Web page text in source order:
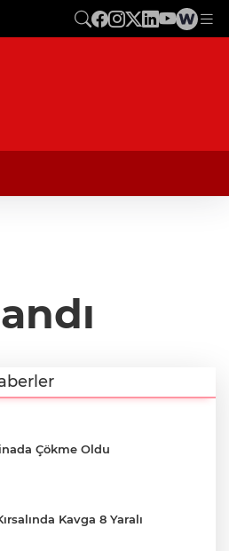
Çökme Oldu
Kavga 8 Yaralı